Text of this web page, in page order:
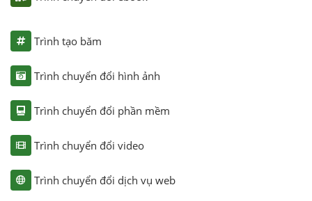
Trình tạo băm
Trình chuyển đổi hình ảnh
Trình chuyển đổi phần mềm
Trình chuyển đổi video
Trình chuyển đổi dịch vụ web